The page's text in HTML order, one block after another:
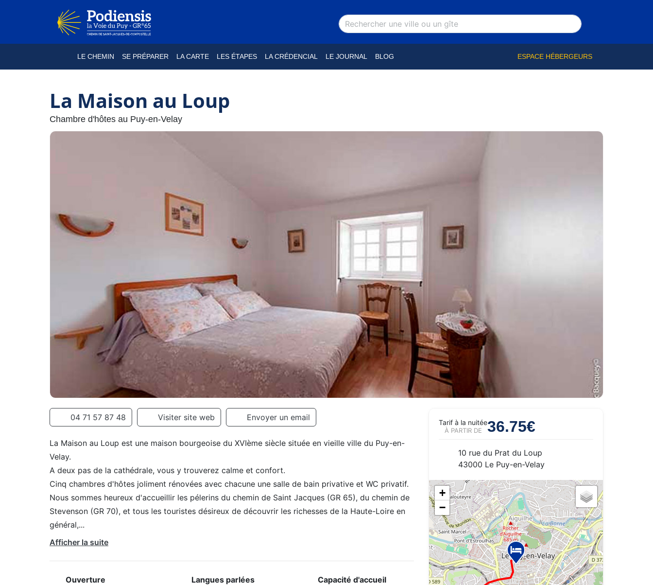
LE CHEMIN SE PRÉPARER LA CARTE LES ÉTAPES LA CRÉDENCIAL LE JOURNAL BLOG ESPACE HÉBERGEURS
La Maison au Loup
Chambre d'hôtes au Puy-en-Velay
04 71 57 87 48 Visiter site web Envoyer un email
La Maison au Loup est une maison bourgeoise du XVIème siècle située en vieille ville du Puy-en-
Velay.
A deux pas de la cathédrale, vous y trouverez calme et confort.
Cinq chambres d'hôtes joliment rénovées avec chacune une salle de bain privative et WC privatif.
Nous sommes heureux d'accueillir les pélerins du chemin de Saint Jacques (GR 65), du chemin de
Stevenson (GR 70), et tous les touristes désireux de découvrir les richesses de la Haute-Loire en
général,...
Afficher la suite
Ouverture
Langues parlées
Capacité d'accueil
Tarif à la nuitée
À PARTIR DE 36.75€
10 rue du Prat du Loup
43000 Le Puy-en-Velay
+
−